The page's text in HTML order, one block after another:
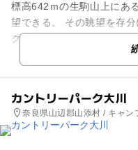
標高642ｍの生駒山上にあ
望できる。 その眺望を存分に生かした空中サイクリング「サイ
クルモノレール」は3歳か
カントリーパーク大川
奈良県山辺郡山添村 / キャン